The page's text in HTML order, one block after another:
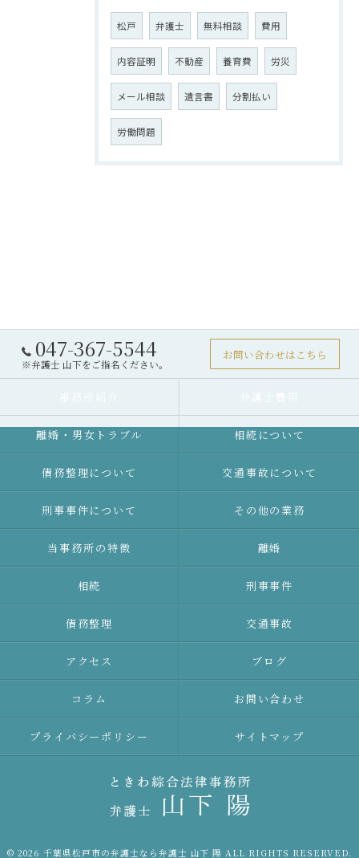
松戸 弁護士 無料相談 費用
内容証明 不動産 養育費 労災
メール相談 遺言書 分割払い
労働問題
047-367-5544
※弁護士 山下をご指名ください。
お問い合わせはこちら
離婚・男女トラブル 相続について
債務整理について 交通事故について
刑事事件について その他の業務
当事務所の特徴 離婚
相続 刑事事件
債務整理 交通事故
アクセス ブログ
コラム お問い合わせ
プライバシーポリシー サイトマップ
© 2026 千葉県松戸市の弁護士なら弁護士 山下 陽 ALL RIGHTS RESERVED.